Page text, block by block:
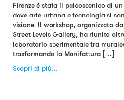
Firenze è stata il palcoscenico di
dove arte urbana e tecnologia si
visione. Il workshop, organizzato
Street Levels Gallery, ha riunito
laboratorio sperimentale tra
trasformando la Manifattura […]
Scopri di più...